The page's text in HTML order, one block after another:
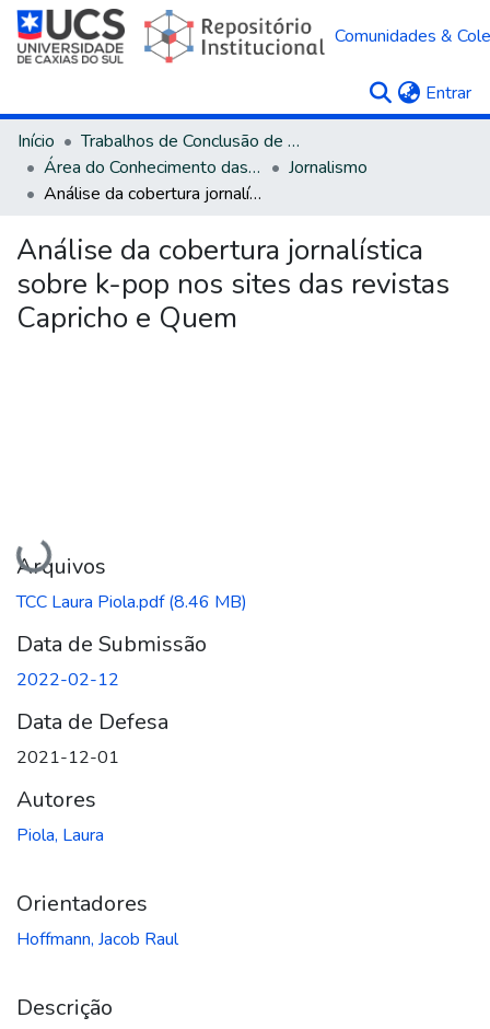
Comunidades &
Entrar
Início
Trabalhos de Conclusão de Curso
Área do Conhecimento das Ciências Sociais Aplicadas
Jornalismo
Análise da cobertura jornalística sobre k-pop nos sites das revistas Capricho e Quem
Análise da cobertura jornalística
sobre k-pop nos sites das revistas
Capricho e Quem
Carregando...
Arquivos
TCC Laura Piola.pdf(8.46 MB)
Data de Submissão
2022-02-12
Data de Defesa
2021-12-01
Autores
Piola, Laura
Orientadores
Hoffmann, Jacob Raul
Descrição